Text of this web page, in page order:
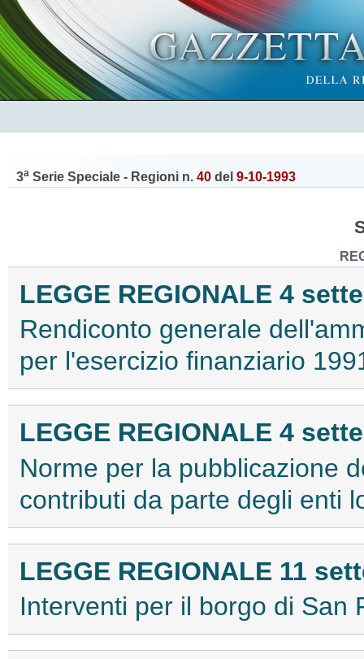
3a Serie Speciale - Regioni n. 40 del 9-10-1993
LEGGE REGIONALE 4
Rendiconto generale
per l'esercizio finanziario
LEGGE REGIONALE 4
Norme per la pubblicazione
contributi da parte degli enti
LEGGE REGIONALE 11
Interventi per il borgo di San